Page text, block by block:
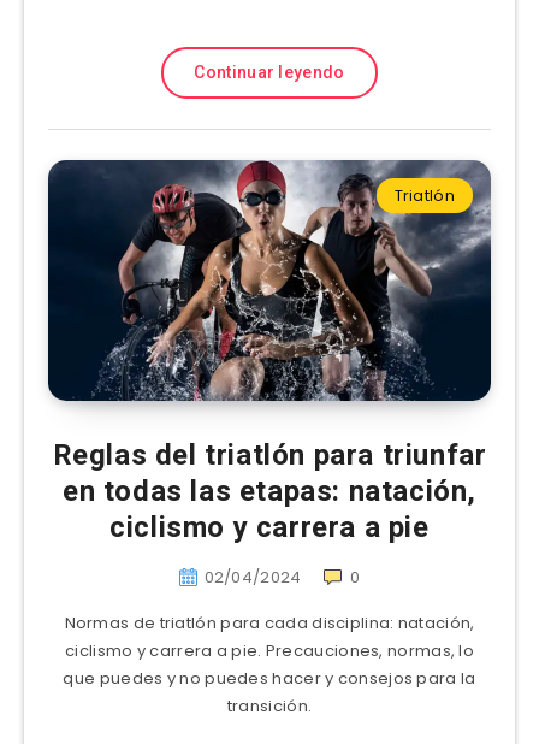
Continuar leyendo
Triatlón
Reglas del triatlón para triunfar
en todas las etapas: natación,
ciclismo y carrera a pie
02/04/2024
0
Normas de triatlón para cada disciplina: natación,
ciclismo y carrera a pie. Precauciones, normas, lo
que puedes y no puedes hacer y consejos para la
transición.